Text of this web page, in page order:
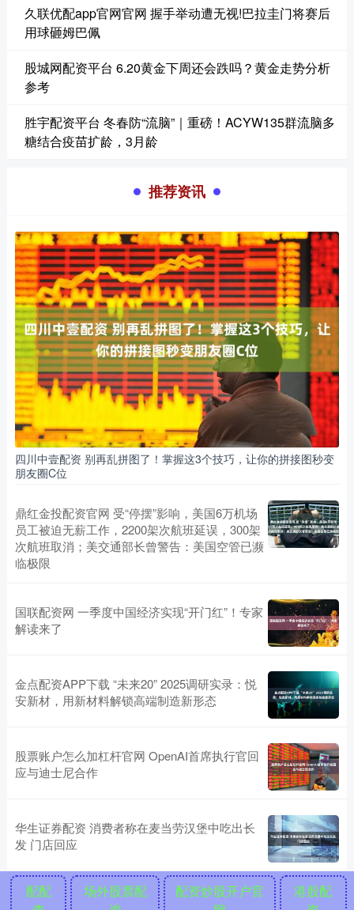
久联优配app官网官网 握手举动遭无视!巴拉圭门将赛后
用球砸姆巴佩
股城网配资平台 6.20黄金下周还会跌吗？黄金走势分析
参考
胜宇配资平台 冬春防“流脑”｜重磅！ACYW135群流脑多
糖结合疫苗扩龄，3月龄
推荐资讯
四川中壹配资 别再乱拼图了！掌握这3个技巧，让你的拼接图秒变
朋友圈C位
鼎红金投配资官网 受“停摆”影响，美国6万机场
员工被迫无薪工作，2200架次航班延误，300架
次航班取消；美交通部长曾警告：美国空管已濒
临极限
国联配资网 一季度中国经济实现“开门红”！专家
解读来了
金点配资APP下载 “未来20” 2025调研实录：悦
安新材，用新材料解锁高端制造新形态
股票账户怎么加杠杆官网 OpenAI首席执行官回
应与迪士尼合作
华生证券配资 消费者称在麦当劳汉堡中吃出长
发 门店回应
配配
场外股票配
配资炒股开户官
港股配